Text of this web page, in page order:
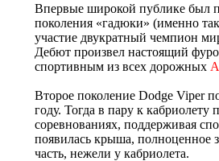
Впервые широкой публике был
поколения «гадюки» (именно
участие двукратный чемпион
Дебют произвел настоящий
спортивным из всех дорожных
Второе поколение Dodge Viper
году. Тогда в пару к кабриолету
соревнованиях, поддерживая
появилась крыша, полноценное
часть, нежели у кабриолета.